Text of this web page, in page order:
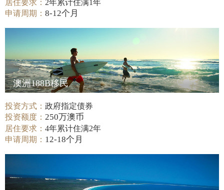
居住要求： 2年累计住满1年
申请周期：8-12个月
澳洲188B移民
投资方式：政府指定债券
投资额度： 250万澳币
居住要求：4年累计住满2年
申请周期： 12-18个月